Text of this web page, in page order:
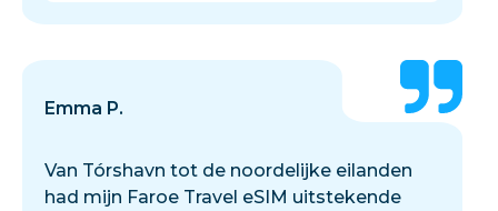
Emma P.
Van Tórshavn tot de noordelijke eilanden
had mijn Faroe Travel eSIM uitstekende